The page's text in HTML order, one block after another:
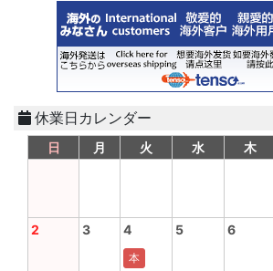
休業日カレンダー
日 月 火 水 木
2 3 4
本
5 6